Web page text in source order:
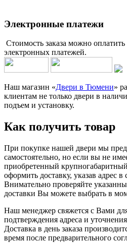
Электронные платежи
Стоимость заказа можно оплатить
электронных платежей.
Наш магазин «Двери в Тюмени»
клиентам не только двери в
подъем и установку.
Как получить товар
При покупке нашей двери мы
самостоятельно, но если вы не
приобретенный
оформить доставку, указав адрес
Внимательно проверяйте
доставки Вы можете выбрать в
Наш менеджер свяжется с Вами
подтверждения адреса и
Доставка в день заказа
время после предварительного